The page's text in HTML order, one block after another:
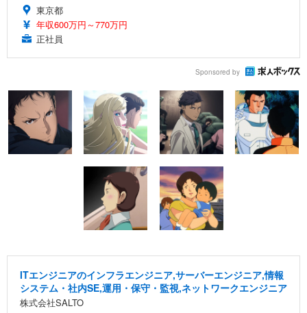
東京都
年収600万円～770万円
正社員
Sponsored by
ITエンジニアのインフラエンジニア,サーバーエンジニア,情報
システム・社内SE,運用・保守・監視,ネットワークエンジニア
株式会社SALTO